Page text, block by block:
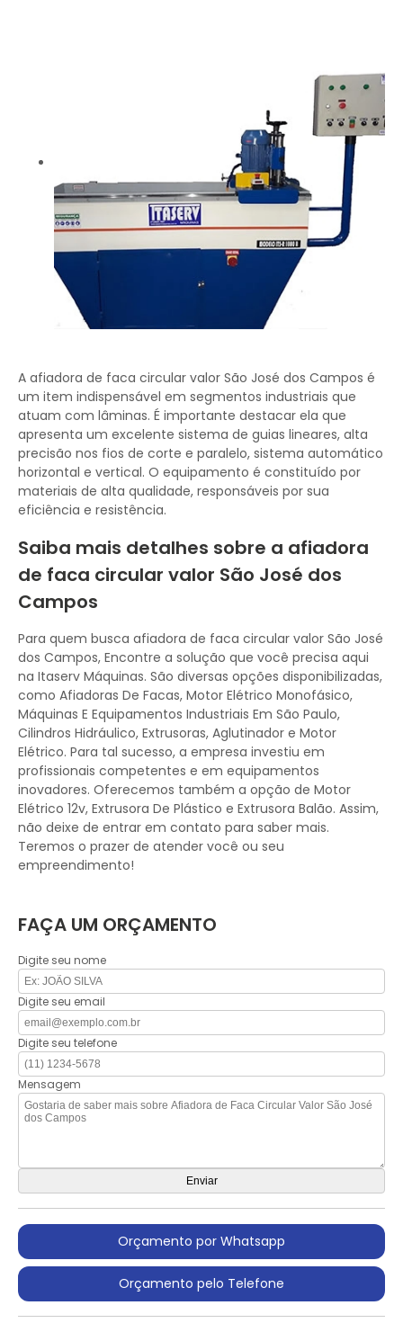
A afiadora de faca circular valor São José dos Campos é
um item indispensável em segmentos industriais que
atuam com lâminas. É importante destacar ela que
apresenta um excelente sistema de guias lineares, alta
precisão nos fios de corte e paralelo, sistema automático
horizontal e vertical. O equipamento é constituído por
materiais de alta qualidade, responsáveis por sua
eficiência e resistência.
Saiba mais detalhes sobre a afiadora
de faca circular valor São José dos
Campos
Para quem busca afiadora de faca circular valor São José
dos Campos, Encontre a solução que você precisa aqui
na Itaserv Máquinas. São diversas opções disponibilizadas,
como Afiadoras De Facas, Motor Elétrico Monofásico,
Máquinas E Equipamentos Industriais Em São Paulo,
Cilindros Hidráulico, Extrusoras, Aglutinador e Motor
Elétrico. Para tal sucesso, a empresa investiu em
profissionais competentes e em equipamentos
inovadores. Oferecemos também a opção de Motor
Elétrico 12v, Extrusora De Plástico e Extrusora Balão. Assim,
não deixe de entrar em contato para saber mais.
Teremos o prazer de atender você ou seu
empreendimento!
FAÇA UM ORÇAMENTO
Digite seu nome
Digite seu email
Digite seu telefone
Mensagem
Orçamento por Whatsapp
Orçamento pelo Telefone